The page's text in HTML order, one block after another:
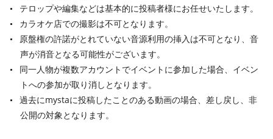
テロップや編集などは基本的に投稿者様にお任せいたします。
カラオケ店での撮影は不可となります。
原盤権の許諾がとれていない音源利用の挿入は不可となり、音
声が消音となる可能性がございます。
同一人物が複数アカウントでイベントに参加した場合、イベン
トへの参加が取り消しとなります。
過去にmystaに投稿したことのある動画の場合、差し戻し、非
公開の対象となります。